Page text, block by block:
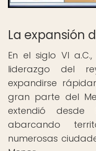
La expansión
En el siglo VI
liderazgo del
expandirse
gran parte del
extendió
abarcando
numerosas